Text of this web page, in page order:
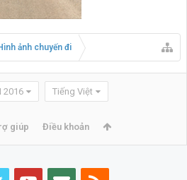
ảnh chuyến đi
2016 Tiếng Việt
giúp Điều khoản